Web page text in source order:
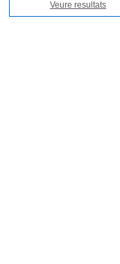
Veure resultats